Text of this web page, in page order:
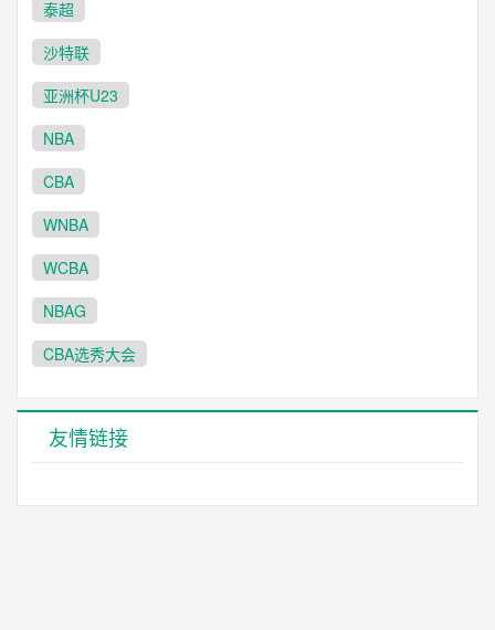
泰超
沙特联
亚洲杯U23
NBA
CBA
WNBA
WCBA
NBAG
CBA选秀大会
友情链接